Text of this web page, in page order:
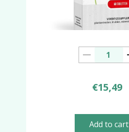
€15,49
Add to cart